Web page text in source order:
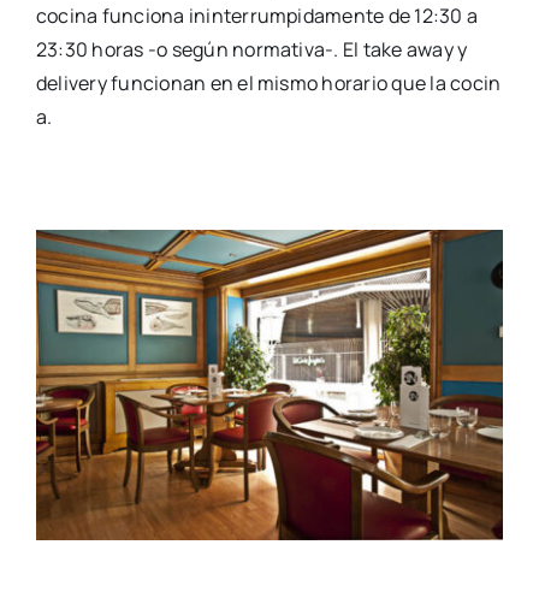
cocina funciona ininterrumpidamente de 12:30 a
23:30 horas -o según normativa-. El take away y
delivery funcionan en el mismo horario que la cocin
a.